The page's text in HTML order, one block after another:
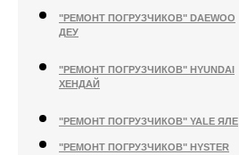
"РЕМОНТ ПОГРУЗЧИКОВ" DAEWOO
ДЕУ
"РЕМОНТ ПОГРУЗЧИКОВ" HYUNDAI
ХЕНДАЙ
"РЕМОНТ ПОГРУЗЧИКОВ" YALE ЯЛЕ
"РЕМОНТ ПОГРУЗЧИКОВ" HYSTER